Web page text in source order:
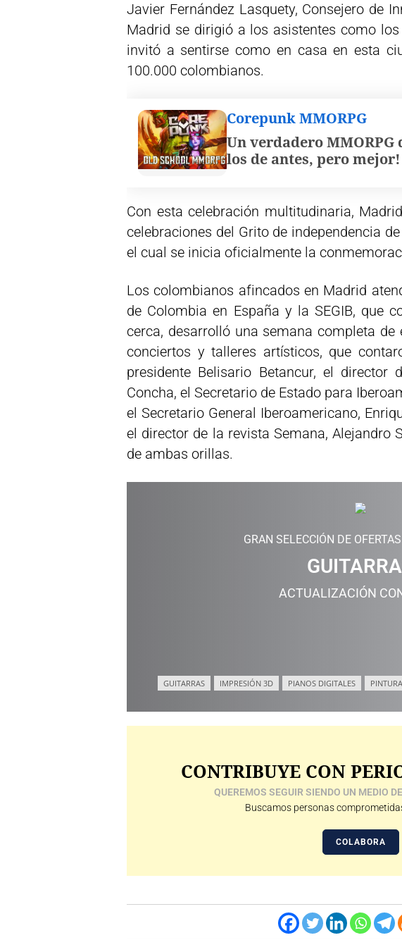
Javier Fernández Lasquety, Consejero de
Madrid se dirigió a los asistentes como los
invitó a sentirse como en casa en esta
100.000 colombianos.
Corepunk MMORPG
Un verdadero MMORPG
los de antes, pero mejor!
Con esta celebración multitudinaria,
celebraciones del Grito de independencia
el cual se inicia oficialmente la
Los colombianos afincados en Madrid
de Colombia en España y la SEGIB, que
cerca, desarrolló una semana completa de
conciertos y talleres artísticos, que
presidente Belisario Betancur, el director
Concha, el Secretario de Estado para
el Secretario General Iberoamericano,
el director de la revista Semana, Alejandro
de ambas orillas.
GRAN SELECCIÓN DE
ACTUALIZACIÓN
GUITARRAS IMPRESIÓN 3D PIANOS DIGITALES
CONTRIBUYE CON
QUEREMOS SEGUIR SIENDO UN MEDIO
Buscamos personas
COLABORA